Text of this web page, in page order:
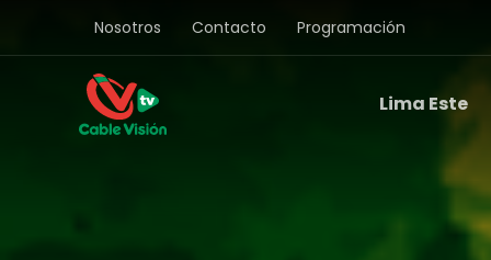
Nosotros Contacto Programación
Lima Este